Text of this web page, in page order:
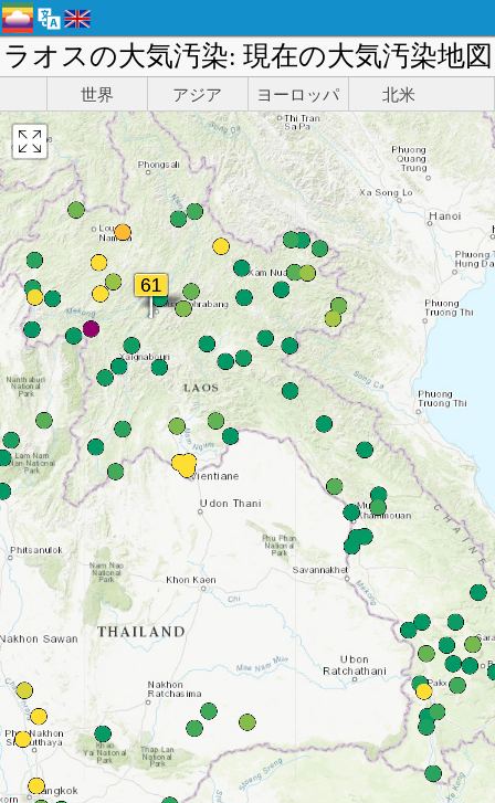
ラオスの大気汚染: 現在の大気汚染地図
世界 アジア ヨーロッパ 北米